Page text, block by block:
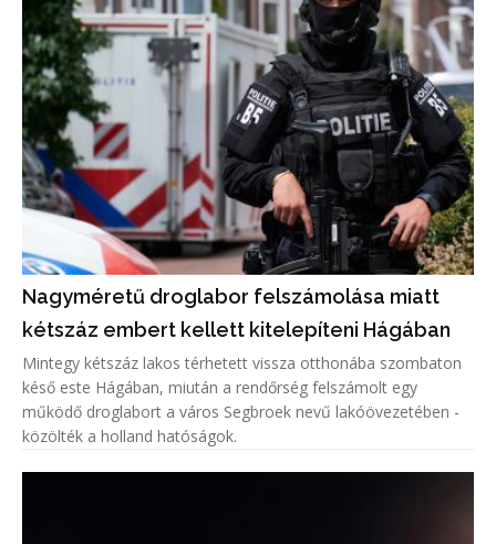
Nagyméretű droglabor felszámolása miatt
kétszáz embert kellett kitelepíteni Hágában
Mintegy kétszáz lakos térhetett vissza otthonába szombaton
késő este Hágában, miután a rendőrség felszámolt egy
működő droglabort a város Segbroek nevű lakóövezetében -
közölték a holland hatóságok.